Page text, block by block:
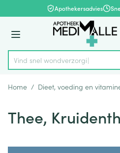
Ga naar de inhoudApothekersadvies
Menu
Product, merk, categorie...
Vind snel wondverzorging en
Home / Dieet, voeding en
Thee,